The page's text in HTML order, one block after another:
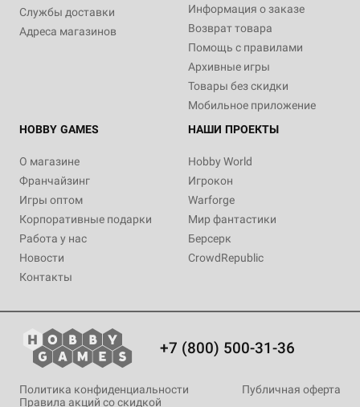
Службы доставки
Адреса магазинов
Информация о заказе
Возврат товара
Помощь с правилами
Архивные игры
Товары без скидки
Мобильное приложение
HOBBY GAMES
О магазине
Франчайзинг
Игры оптом
Корпоративные подарки
Работа у нас
Новости
Контакты
НАШИ ПРОЕКТЫ
Hobby World
Игрокон
Warforge
Мир фантастики
Берсерк
CrowdRepublic
+7 (800) 500-31-36
Политика конфиденциальности
Публичная оферта
Правила акций со скидкой